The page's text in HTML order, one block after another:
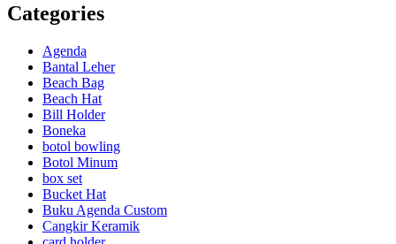
Categories
Agenda
Bantal Leher
Beach Bag
Beach Hat
Bill Holder
Boneka
botol bowling
Botol Minum
box set
Bucket Hat
Buku Agenda Custom
Cangkir Keramik